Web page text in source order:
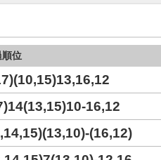
順位
16,12
(16,12)